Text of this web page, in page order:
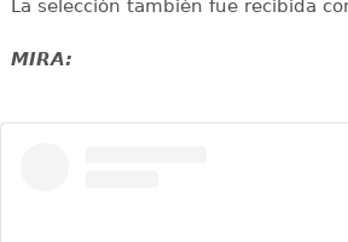
La selección también fue recibida
MIRA: